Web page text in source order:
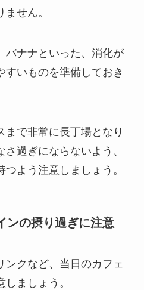
せん。
バナナといった、消化が
すいものを準備しておき
まで非常に長丁場となり
過ぎにならないよう、
よう注意しましょう。
の摂り過ぎに注意
ンクなど、当日のカフェ
ましょう。